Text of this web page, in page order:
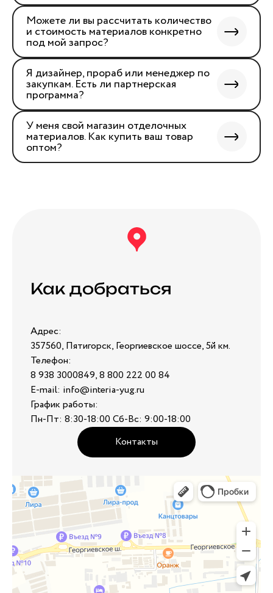
Можете ли вы рассчитать количество
и стоимость материалов конкретно
под мой запрос?
Я дизайнер, прораб или менеджер по
закупкам. Есть ли партнерская
программа?
У меня свой магазин отделочных
материалов. Как купить ваш товар
оптом?
Как добраться
Адрес:
357560, Пятигорск, Георгиевское шоссе, 5й км.
Телефон:
8 938 3000849, 8 800 222 00 84
E-mail: info@interia-yug.ru
График работы:
Пн-Пт: 8:30-18:00 Сб-Вс: 9:00-18:00
Контакты